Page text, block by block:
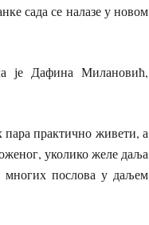
сада се налазе у новом
је Дафина Милановић,
пара практично живети, а
уколико желе даља
многих послова у даљем